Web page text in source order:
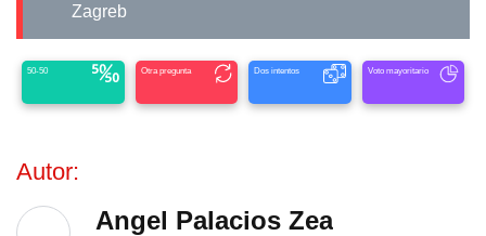
Zagreb
50-50 Otra pregunta Dos intentos Voto mayoritario
Autor:
Angel Palacios Zea